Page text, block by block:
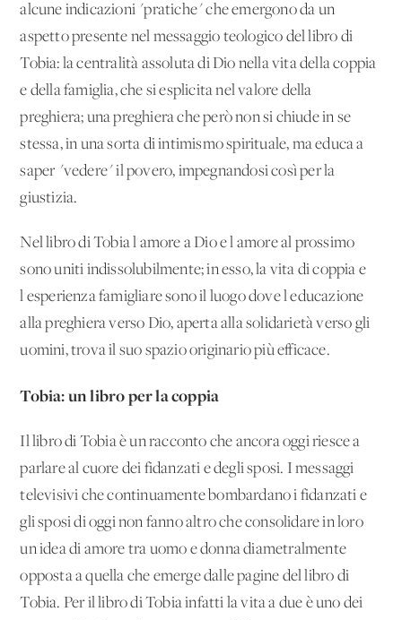
alcune indicazioni "pratiche" che emergono da un
aspetto presente nel messaggio teologico del libro di
Tobia: la centralità assoluta di Dio nella vita della coppia
e della famiglia, che si esplicita nel valore della
preghiera; una preghiera che però non si chiude in se
stessa, in una sorta di intimismo spirituale, ma educa a
saper "vedere" il povero, impegnandosi così per la
giustizia.
Nel libro di Tobia l'amore a Dio e l'amore al prossimo
sono uniti indissolubilmente; in esso, la vita di coppia e
l'esperienza famigliare sono il luogo dove l'educazione
alla preghiera verso Dio, aperta alla solidarietà verso gli
uomini, trova il suo spazio originario più efficace.
Tobia: un libro per la coppia
Il libro di Tobia è un racconto che ancora oggi riesce a
parlare al cuore dei fidanzati e degli sposi. I messaggi
televisivi che continuamente bombardano i fidanzati e
gli sposi di oggi non fanno altro che consolidare in loro
un'idea di amore tra uomo e donna diametralmente
opposta a quella che emerge dalle pagine del libro di
Tobia. Per il libro di Tobia infatti la vita a due è uno dei